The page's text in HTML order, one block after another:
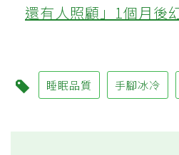
還有人照顧」1個月後
睡眠品質 手腳冰冷